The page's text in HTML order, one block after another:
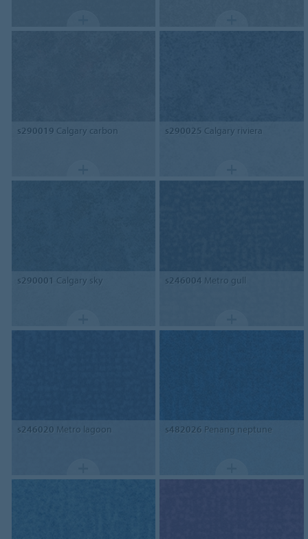
s290019 Calgary carbon s290025 Calgary riviera
s290001 Calgary sky s246004 Metro gull
s246020 Metro lagoon s482026 Penang neptune